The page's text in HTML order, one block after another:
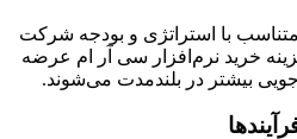
متناسب با استراتژی و بودجه شرکت
خرید نرم‌افزار سی آر ام عرضه
بیشتر در بلندمدت می‌شوند.